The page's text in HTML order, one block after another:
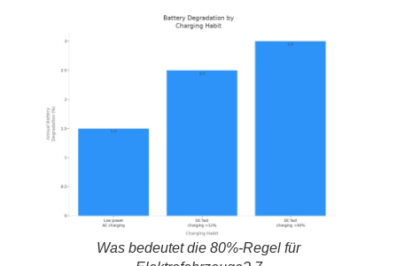
Was bedeutet die 80%-Regel für